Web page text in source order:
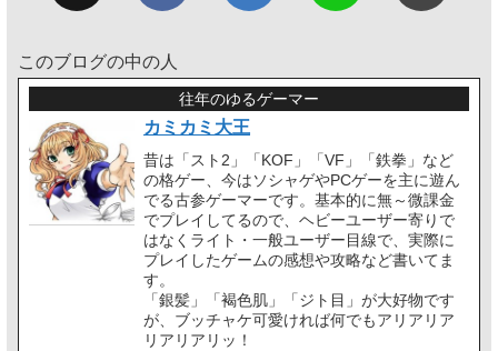
このブログの中の人
往年のゆるゲーマー
カミカミ大王
昔は「スト2」「KOF」「VF」「鉄拳」など
の格ゲー、今はソシャゲやPCゲーを主に遊ん
でる古参ゲーマーです。基本的に無～微課金
でプレイしてるので、ヘビーユーザー寄りで
はなくライト・一般ユーザー目線で、実際に
プレイしたゲームの感想や攻略など書いてま
す。
「銀髪」「褐色肌」「ジト目」が大好物です
が、ブッチャケ可愛ければ何でもアリアリア
リアリアリッ！